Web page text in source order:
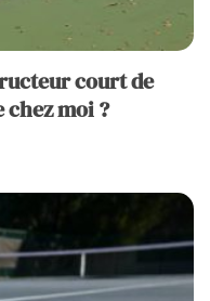
court de
moi ?